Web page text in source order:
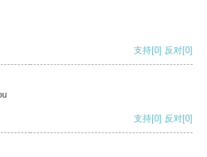
支持[0] 反对[0]
支持[0] 反对[0]